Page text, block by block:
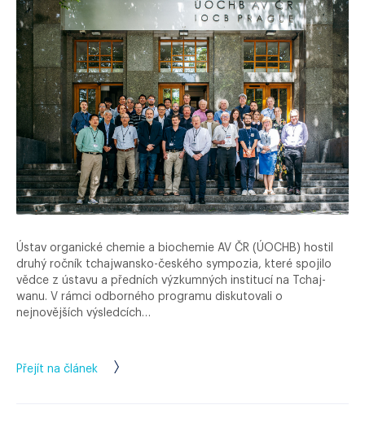
Ústav organické chemie a biochemie AV ČR (ÚOCHB) hostil
druhý ročník tchajwansko-českého sympozia, které spojilo
vědce z ústavu a předních výzkumných institucí na Tchaj-
wanu. V rámci odborného programu diskutovali o
nejnovějších výsledcích…
Přejít na článek